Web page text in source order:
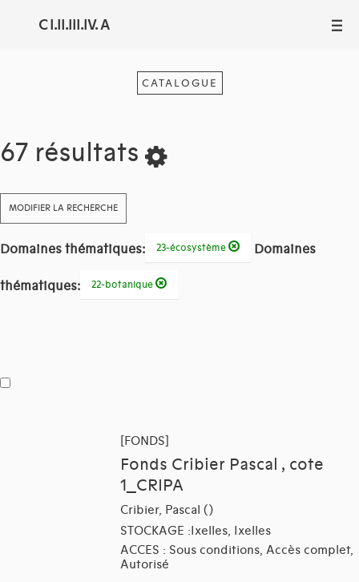
C I.II.III.IV. A III
CATALOGUE
67 résultats
MODIFIER LA RECHERCHE
Domaines thématiques: 23-écosystème Domaines
thématiques: 22-botanique
[FONDS]
Fonds Cribier Pascal , cote
1_CRIPA
Cribier, Pascal ()
STOCKAGE :Ixelles, Ixelles
ACCES : Sous conditions, Accès complet,
Autorisé